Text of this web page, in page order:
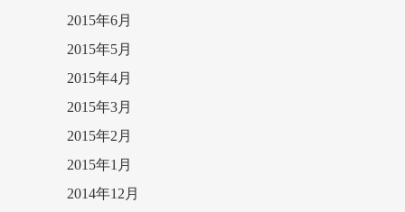
2015年6月
2015年5月
2015年4月
2015年3月
2015年2月
2015年1月
2014年12月